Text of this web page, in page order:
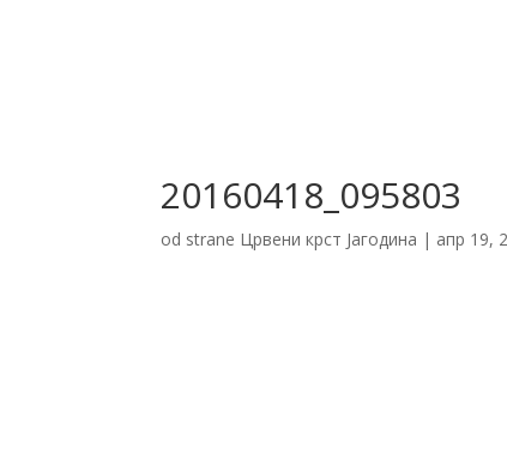
20160418_095803
od strane Црвени крст Јагодина | апр 19,